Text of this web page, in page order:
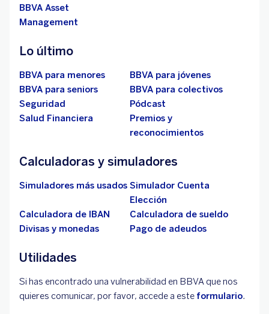
BBVA Asset
Management
Lo último
BBVA para menores
BBVA para jóvenes
BBVA para seniors
BBVA para colectivos
Seguridad
Pódcast
Salud Financiera
Premios y
reconocimientos
Calculadoras y simuladores
Simuladores más usados Simulador Cuenta
Elección
Calculadora de IBAN
Calculadora de sueldo
Divisas y monedas
Pago de adeudos
Utilidades
Si has encontrado una vulnerabilidad en BBVA que nos
quieres comunicar, por favor, accede a este formulario.